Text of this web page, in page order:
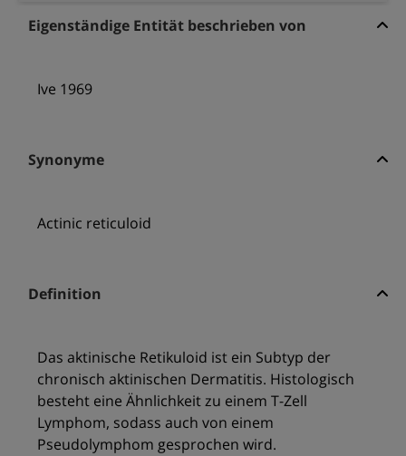
Eigenständige Entität beschrieben von
Ive 1969
Synonyme
Actinic reticuloid
Definition
Das aktinische Retikuloid ist ein Subtyp der
chronisch aktinischen Dermatitis. Histologisch
besteht eine Ähnlichkeit zu einem T-Zell
Lymphom, sodass auch von einem
Pseudolymphom gesprochen wird.